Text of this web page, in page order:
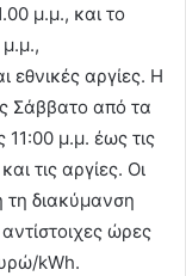
μ.μ., και το
αργίες. Η
Σάββατο από τα
11:00 μ.μ. έως τις
τις αργίες. Οι
τη διακύμανση
ώρες
kWh.